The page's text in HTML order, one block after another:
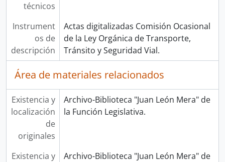
técnicos
Instrument
os de
descripción
Actas digitalizadas Comisión Ocasional
de la Ley Orgánica de Transporte,
Tránsito y Seguridad Vial.
Área de materiales relacionados
Existencia y
localización
de
originales
Archivo-Biblioteca "Juan León Mera" de
la Función Legislativa.
Existencia y
Archivo-Biblioteca "Juan León Mera" de